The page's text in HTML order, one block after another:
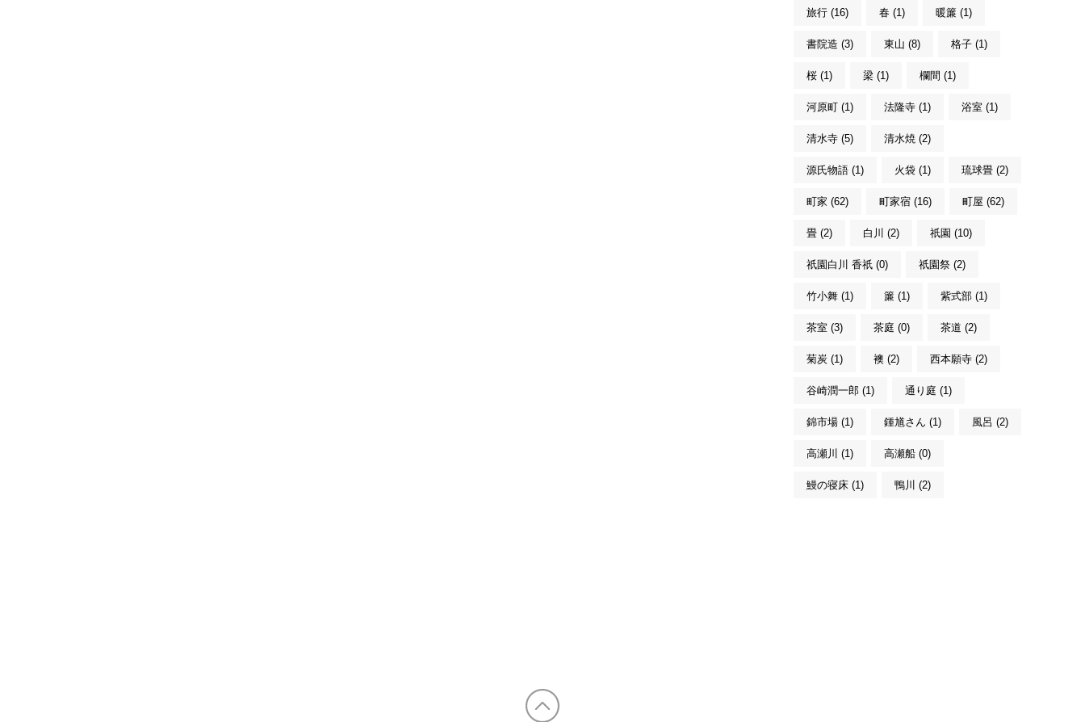
旅行 (16) 春 (1) 暖簾 (1)
書院造 (3) 東山 (8) 格子 (1)
桜 (1) 梁 (1) 欄間 (1)
河原町 (1) 法隆寺 (1) 浴室 (1)
清水寺 (5) 清水焼 (2)
源氏物語 (1) 火袋 (1) 琉球畳 (2)
町家 (62) 町家宿 (16) 町屋 (62)
畳 (2) 白川 (2) 祇園 (10)
祇園白川 香祇 (0) 祇園祭 (2)
竹小舞 (1) 簾 (1) 紫式部 (1)
茶室 (3) 茶庭 (0) 茶道 (2)
菊炭 (1) 襖 (2) 西本願寺 (2)
谷崎潤一郎 (1) 通り庭 (1)
錦市場 (1) 鍾馗さん (1) 風呂 (2)
高瀬川 (1) 高瀬船 (0)
鰻の寝床 (1) 鴨川 (2)